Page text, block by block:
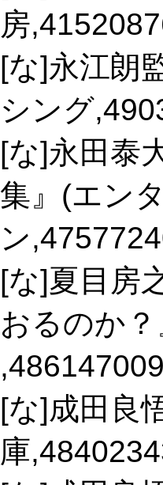
房
[な]永江朗
シング
[な]永田泰
集』(エン
ン
[な]夏目房
おるのか
[な]成田良
庫